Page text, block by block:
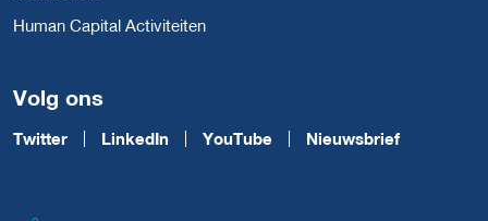
Human Capital Activiteiten
Volg ons
Twitter LinkedIn YouTube Nieuwsbrief